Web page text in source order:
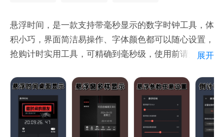
悬浮时间，是一款支持带毫秒显示的数字时钟工具，体
积小巧，界面简洁易操作、字体颜色都可以随心设置，
抢购计时实用工具，可精确到毫秒级，使用前请允许应
1.可在标题栏独立显示时间，精确到秒；
2.时钟处于悬浮状态，可在其他程序运行的同时显示时
间；
3.“关闭/开启”按钮，可实现时钟显示与隐藏的切换。
展开